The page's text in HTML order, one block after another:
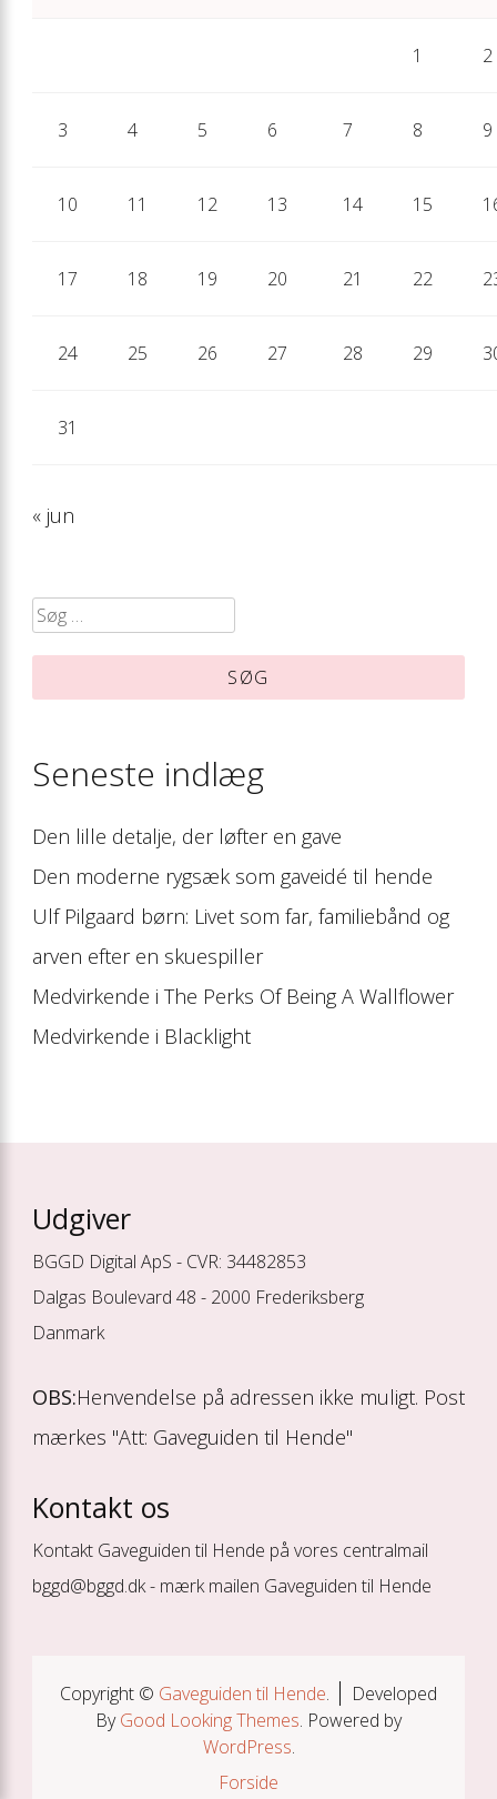
1 2
3 4 5 6 7 8 9
10 11 12 13 14 15
17 18 19 20 21 22
24 25 26 27 28 29
31
« jun
Søg
efter:
Seneste indlæg
Den lille detalje, der løfter en gave
Den moderne rygsæk som gaveidé til hende
Ulf Pilgaard børn: Livet som far, familiebånd og
arven efter en skuespiller
Medvirkende i The Perks Of Being A Wallflower
Medvirkende i Blacklight
Udgiver
BGGD Digital ApS - CVR: 34482853
Dalgas Boulevard 48 - 2000 Frederiksberg
Danmark
OBS:Henvendelse på adressen ikke muligt. Post
mærkes "Att: Gaveguiden til Hende"
Kontakt os
Kontakt Gaveguiden til Hende på vores centralmail
bggd@bggd.dk- mærk mailen Gaveguiden til Hende
Copyright © Gaveguiden til Hende.
Developed
ByGood Looking Themes. Powered by
WordPress.
Forside